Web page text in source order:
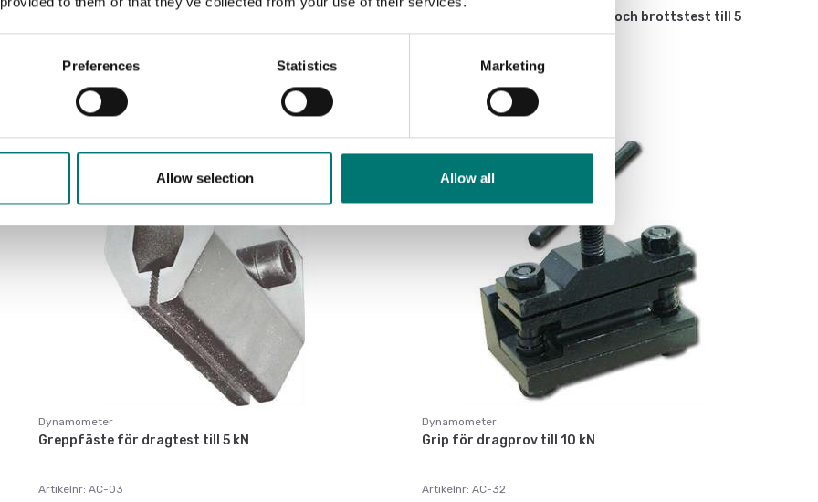
Preferences Statistics Marketing
Allow selection Allow all
till 500 N
Artikelnr: AC-22
1 860 kr
En gripklämma för spännings och brottstest till 5
kN, 2 st
Artikelnr: AC-13
Dynamometer
Greppfäste för dragtest till 5 kN
Artikelnr: AC-03
Dynamometer
Grip för dragprov till 10 kN
Artikelnr: AC-32